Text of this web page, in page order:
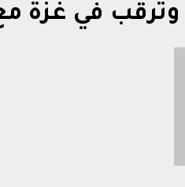
في غزة